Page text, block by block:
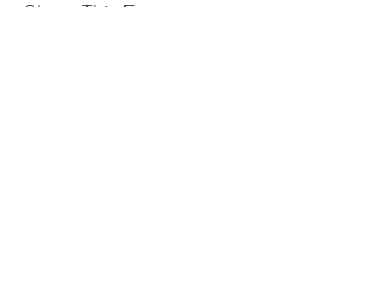
Share This Event